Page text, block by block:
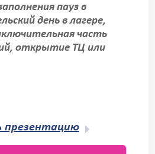
пауз в
день в лагере,
часть
открытие ТЦ или
презентацию